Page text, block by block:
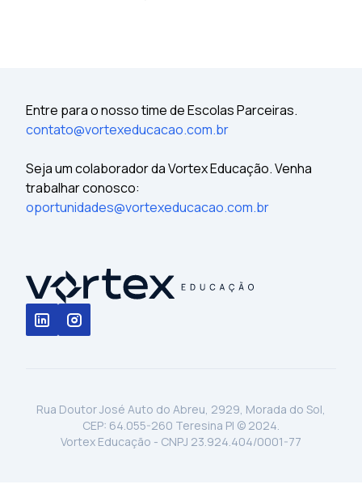
Entre para o nosso time de Escolas Parceiras.
contato@vortexeducacao.com.br
Seja um colaborador da Vortex Educação. Venha
trabalhar conosco:
oportunidades@vortexeducacao.com.br
Rua Doutor José Auto do Abreu, 2929, Morada do Sol,
CEP: 64.055-260 Teresina PI © 2024.
Vortex Educação - CNPJ 23.924.404/0001-77